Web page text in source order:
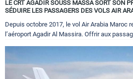
LE CRT AGADIR SOUSS MASSA SORT SON
SÉDUIRE LES PASSAGERS DES VOLS AIR
Depuis octobre 2017, le vol Air Arabia Maroc
l’aéroport Agadir Al Massira. Offrir aux